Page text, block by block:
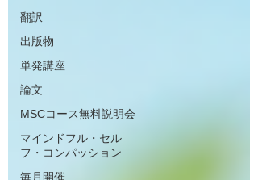
翻訳
出版物
単発講座
論文
MSCコース無料説明会
マインドフル・セル
フ・コンパッション
毎月開催